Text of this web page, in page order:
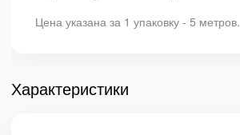
Цена указана за 1 упаковку - 5 метров.
Характеристики